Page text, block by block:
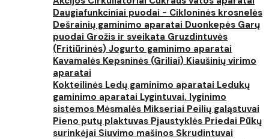
Daugiafunkciniai puodai - Cikloninės krosnelės
Dešrainių gaminimo aparatai Duonkepės Garų
puodai Grožis ir sveikata Gruzdintuvės
(Fritiūrinės) Jogurto gaminimo aparatai
Kavamalės Kepsninės (Griliai) Kiaušinių virimo
aparatai
Kokteilinės Ledų gaminimo aparatai Ledukų
gaminimo aparatai Lygintuvai, lyginimo
sistemos Mėsmalės Mikseriai Peilių galąstuvai
Pieno putų plaktuvas Pjaustyklės Priedai Pūkų
surinkėjai Siuvimo mašinos Skrudintuvai